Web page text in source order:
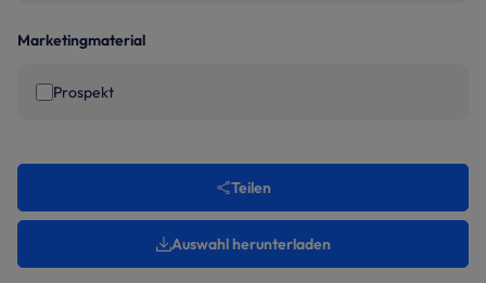
Marketingmaterial
Prospekt
Teilen
Auswahl herunterladen